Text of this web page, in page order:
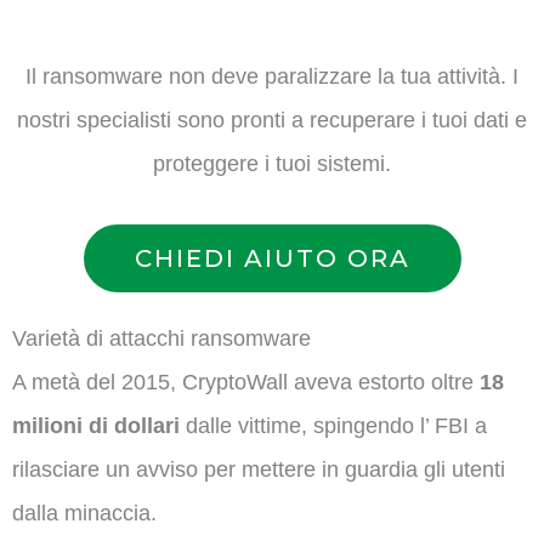
Il ransomware non deve paralizzare la tua attività. I
nostri specialisti sono pronti a recuperare i tuoi dati e
proteggere i tuoi sistemi.
CHIEDI AIUTO ORA
Varietà di attacchi ransomware
A metà del 2015, CryptoWall aveva estorto oltre 18
milioni di dollari dalle vittime, spingendo l’ FBI a
rilasciare un avviso per mettere in guardia gli utenti
dalla minaccia.